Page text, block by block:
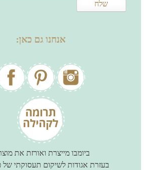
אנחנו גם כאן:
ביומבו מייצרת ואורזת את
בעזרת אגודות לשיקום תעסוקתי של